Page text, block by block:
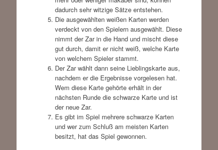
dadurch sehr witzige Sätze entstehen.
Die ausgewählten weißen Karten werden
verdeckt von den Spielern ausgewählt. Diese
nimmt der Zar in die Hand und mischt diese
gut durch, damit er nicht weiß, welche Karte
von welchem Spieler stammt.
Der Zar wählt dann seine Lieblingskarte aus,
nachdem er die Ergebnisse vorgelesen hat.
Wem diese Karte gehörte erhält in der
nächsten Runde die schwarze Karte und ist
der neue Zar.
Es gibt im Spiel mehrere schwarze Karten
und wer zum Schluß am meisten Karten
besitzt, hat das Spiel gewonnen.